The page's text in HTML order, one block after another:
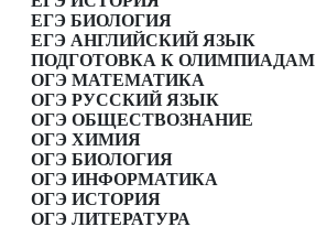
ЕГЭ БИОЛОГИЯ
ЕГЭ АНГЛИЙСКИЙ ЯЗЫК
ПОДГОТОВКА К ОЛИМПИАДАМ
ОГЭ МАТЕМАТИКА
ОГЭ РУССКИЙ ЯЗЫК
ОГЭ ОБЩЕСТВОЗНАНИЕ
ОГЭ ХИМИЯ
ОГЭ БИОЛОГИЯ
ОГЭ ИНФОРМАТИКА
ОГЭ ИСТОРИЯ
ОГЭ ЛИТЕРАТУРА